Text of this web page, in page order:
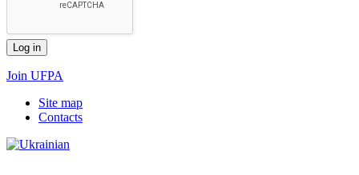
Join UFPA
Site map
Сontacts